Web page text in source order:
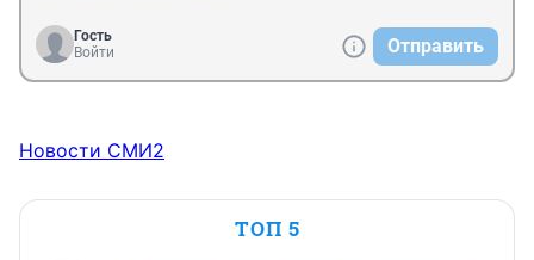
Гость
Войти
Отправить
Новости СМИ2
ТОП 5